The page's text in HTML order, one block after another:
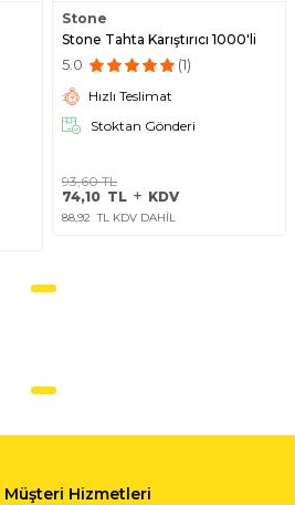
Stone
Stone Tahta Karıştırıcı 1000'li
5.0 (1)
Hızlı Teslimat
Stoktan Gönderi
93,60TL
74,10 TL KDV
88,92 TL KDV DAHİL
Müşteri Hizmetleri